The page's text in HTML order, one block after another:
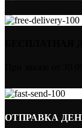
ОТПРАВКА